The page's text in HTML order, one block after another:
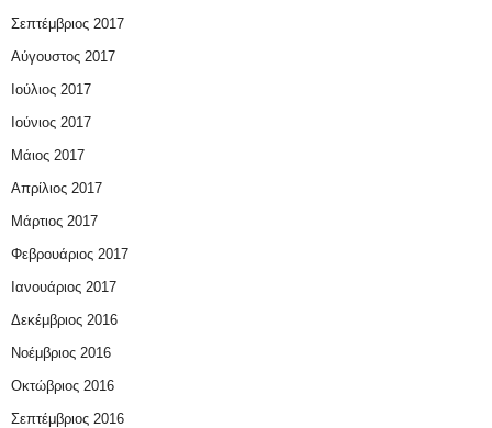
Σεπτέμβριος 2017
Αύγουστος 2017
Ιούλιος 2017
Ιούνιος 2017
Μάιος 2017
Απρίλιος 2017
Μάρτιος 2017
Φεβρουάριος 2017
Ιανουάριος 2017
Δεκέμβριος 2016
Νοέμβριος 2016
Οκτώβριος 2016
Σεπτέμβριος 2016